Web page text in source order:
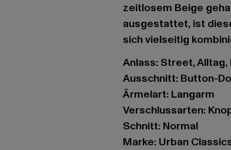
zeitlosem Beige
ausgestattet, ist
sich vielseitig
Anlass: Street,
Ausschnitt: Button-
Ärmelart: Langarm
Verschlussarten:
Schnitt: Normal
Marke: Urban